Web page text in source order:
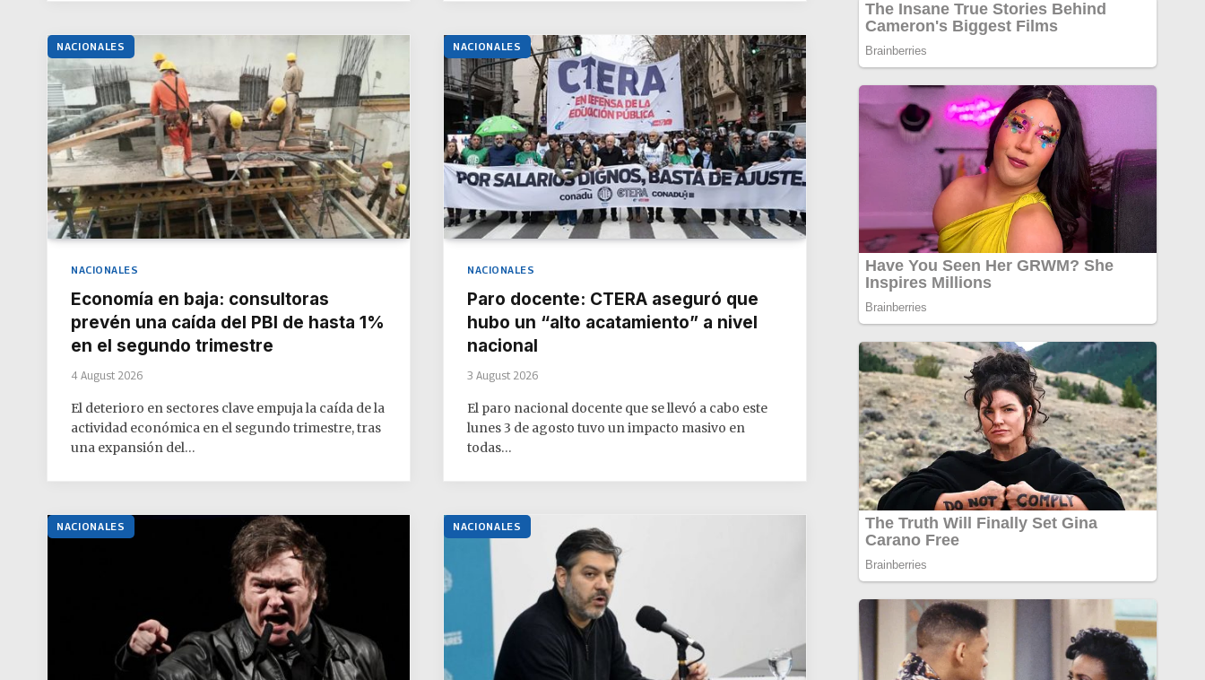
NACIONALES
NACIONALES
Economía en baja: consultoras
prevén una caída del PBI de hasta 1%
en el segundo trimestre
4 August 2026
El deterioro en sectores clave empuja la caída de la
actividad económica en el segundo trimestre, tras
una expansión del…
NACIONALES
NACIONALES
Paro docente: CTERA aseguró que
hubo un “alto acatamiento” a nivel
nacional
3 August 2026
El paro nacional docente que se llevó a cabo este
lunes 3 de agosto tuvo un impacto masivo en
todas…
NACIONALES NACIONALES